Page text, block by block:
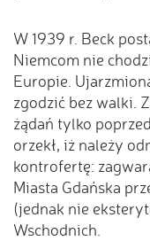
W 1939 r. Beck
Niemcom nie
Europie.
zgodzić bez walki.
żądań tylko
orzekł, iż należy
kontrofertę:
Miasta Gdańska
(jednak nie
Wschodnich.